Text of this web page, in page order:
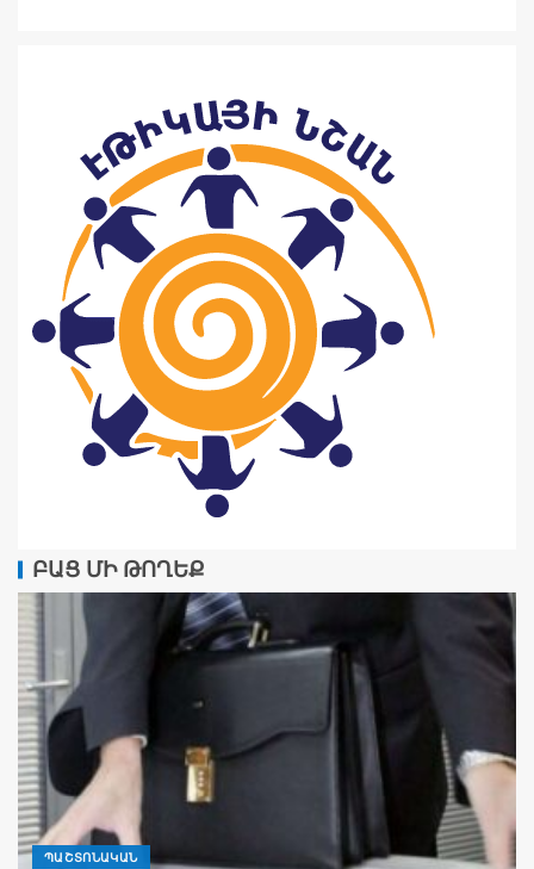
ԲԱՑ ՄԻ ԹՈՂԵՔ
ՊԱՇՏՈՆԱԿԱՆ